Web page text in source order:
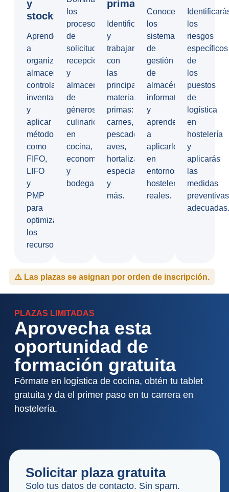
y
stocks
Aprenderás
a
organizar
almacenes,
controlar
inventarios
y
aplicar
métodos
como
FIFO,
LIFO
y
PMP
para
optimizar
los
recursos.
los
procesos
de
solicitud,
recepción
y
almacenamiento
de
géneros
culinarios
en
cocina,
economato
y
bodega.
primas
Identificarás
y
trabajarás
con
las
principales
materias
primas:
carnes,
pescados,
aves,
hortalizas,
especias
y
más.
Conocerás
los
sistemas
de
gestión
de
almacén
informatizados
y
aprenderás
a
aplicarlos
en
entornos
hosteleros
reales.
los
riesgos
específicos
de
los
puestos
de
logística
en
hostelería
y
aplicarás
las
medidas
preventivas
adecuadas.
⚠️ Las plazas se asignan por orden de inscripción.
PLAZAS LIMITADAS
Aprovecha esta
oportunidad de
formación gratuita
Fórmate en logística de cocina, obtén tu tablet
gratuita y da el primer paso en tu carrera en
hostelería.
Solicitar plaza gratuita
Solo tus datos de contacto. Sin spam.